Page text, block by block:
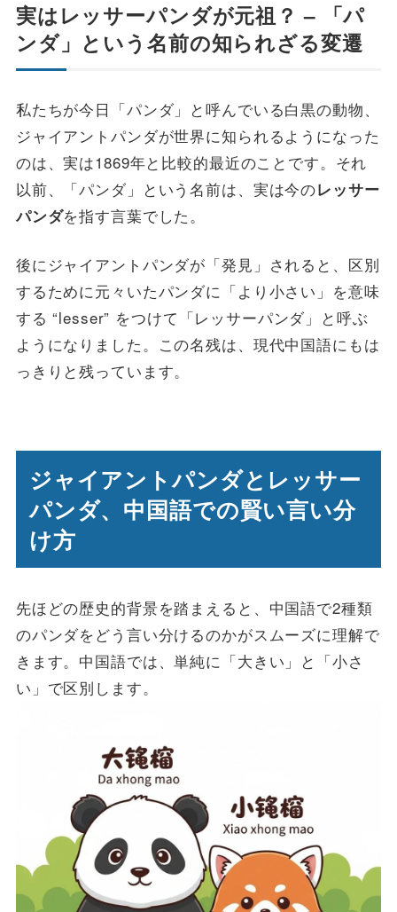
実はレッサーパンダが元祖？ – 「パ
ンダ」という名前の知られざる変遷
私たちが今日「パンダ」と呼んでいる白黒の動物、
ジャイアントパンダが世界に知られるようになった
のは、実は1869年と比較的最近のことです。それ
以前、「パンダ」という名前は、実は今のレッサー
パンダを指す言葉でした。
後にジャイアントパンダが「発見」されると、区別
するために元々いたパンダに「より小さい」を意味
する “lesser” をつけて「レッサーパンダ」と呼ぶ
ようになりました。この名残は、現代中国語にもは
っきりと残っています。
ジャイアントパンダとレッサー
パンダ、中国語での賢い言い分
け方
先ほどの歴史的背景を踏まえると、中国語で2種類
のパンダをどう言い分けるのかがスムーズに理解で
きます。中国語では、単純に「大きい」と「小さ
い」で区別します。